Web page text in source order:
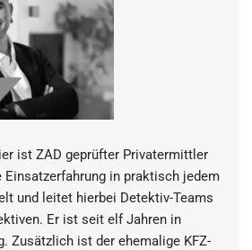
ist ZAD geprüfter Privatermittler
Einsatzerfahrung in praktisch jedem
und leitet hierbei Detektiv-Teams
Er ist seit elf Jahren in
Zusätzlich ist der ehemalige KFZ-